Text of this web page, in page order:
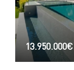
13.950.000€